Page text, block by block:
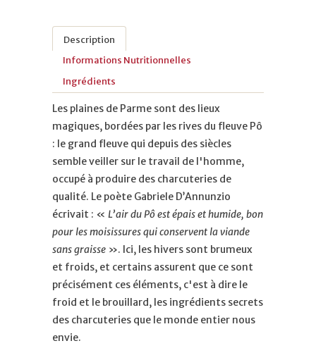
Description
Informations Nutritionnelles
Ingrédients
Les plaines de Parme sont des lieux
magiques, bordées par les rives du fleuve Pô
: le grand fleuve qui depuis des siècles
semble veiller sur le travail de l'homme,
occupé à produire des charcuteries de
qualité. Le poète Gabriele D’Annunzio
écrivait : « L’air du Pô est épais et humide, bon
pour les moisissures qui conservent la viande
sans graisse ». Ici, les hivers sont brumeux
et froids, et certains assurent que ce sont
précisément ces éléments, c'est à dire le
froid et le brouillard, les ingrédients secrets
des charcuteries que le monde entier nous
envie.